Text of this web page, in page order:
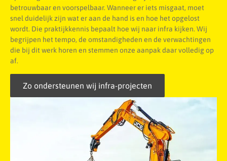
betrouwbaar en voorspelbaar. Wanneer er iets misgaat, moet
snel duidelijk zijn wat er aan de hand is en hoe het opgelost
wordt. Die praktijkkennis bepaalt hoe wij naar infra kijken. Wij
begrijpen het tempo, de omstandigheden en de verwachtingen
die bij dit werk horen en stemmen onze aanpak daar volledig op
af.
Zo ondersteunen wij infra-projecten